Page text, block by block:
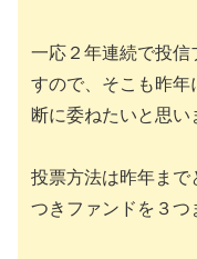
一応２年連続で投信
すので、そこも昨年
断に委ねたいと思い
投票方法は昨年まで
つきファンドを３つ